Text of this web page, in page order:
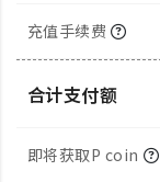
充值手续费
合计支付额
即将获取P coin